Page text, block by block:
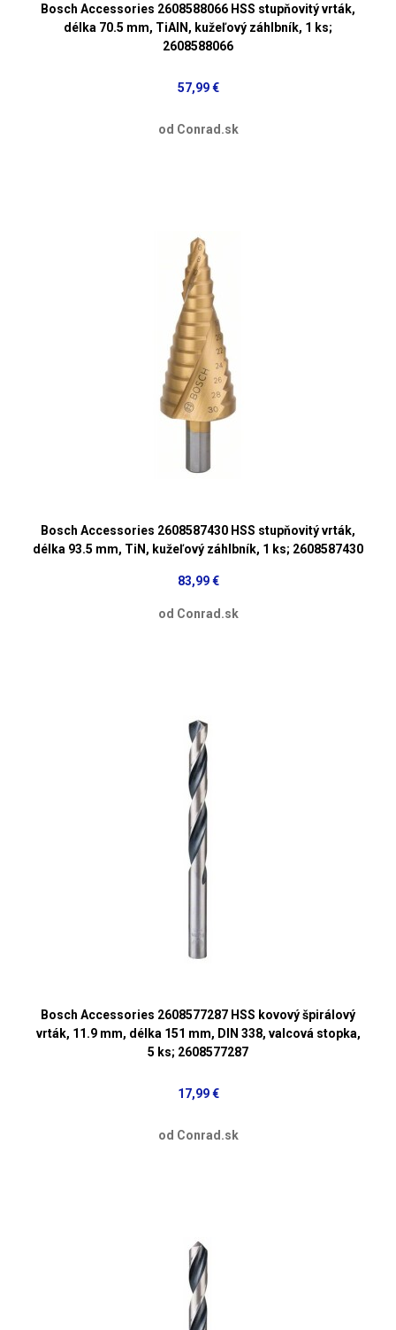
Bosch Accessories 2608588066 HSS stupňovitý vrták,
délka 70.5 mm, TiAIN, kužeľový záhlbník, 1 ks;
2608588066
57,99 €
od Conrad.sk
Bosch Accessories 2608587430 HSS stupňovitý vrták,
délka 93.5 mm, TiN, kužeľový záhlbník, 1 ks; 2608587430
83,99 €
od Conrad.sk
Bosch Accessories 2608577287 HSS kovový špirálový
vrták, 11.9 mm, délka 151 mm, DIN 338, valcová stopka,
5 ks; 2608577287
17,99 €
od Conrad.sk